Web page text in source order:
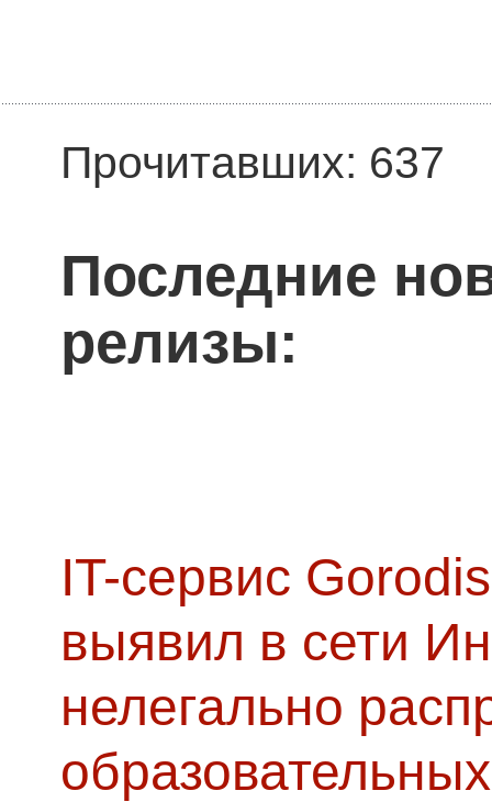
Прочитавших: 637
Последние
релизы:
IT-сервис
выявил в сети
нелегально